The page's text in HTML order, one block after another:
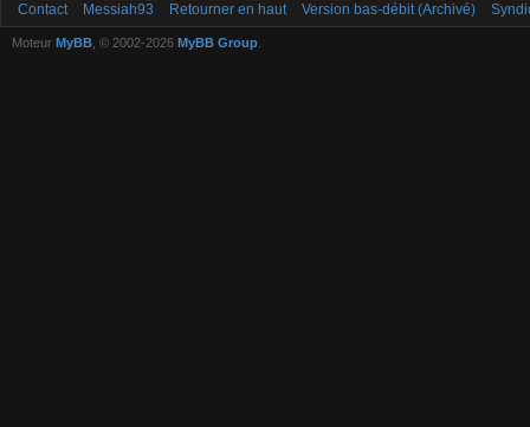
Contact Messiah93 Retourner en haut Version bas-débit (Archivé)
Moteur MyBB , © 2002-2026 MyBB Group